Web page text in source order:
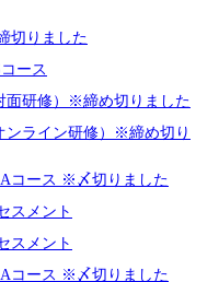
切りました
ース
面研修）※締め切りました
ンライン研修）※締め切り
コース ※〆切りました
スメント
スメント
コース ※〆切りました